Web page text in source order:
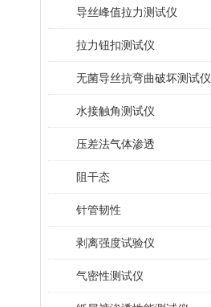
导丝峰值拉力测试仪
拉力钮扣测试仪
无菌导丝抗弯曲破坏测试仪
水接触角测试仪
压差法气体渗透
阻干态
针管韧性
剥离强度试验仪
气密性测试仪